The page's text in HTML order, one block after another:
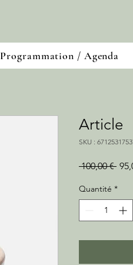
Article
SKU :
100,00 € Prix
Quantité *
Programmation / Agenda